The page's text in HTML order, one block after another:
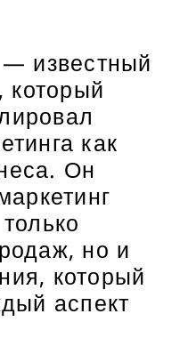
известный
который
как
Он
но и
который
аспект